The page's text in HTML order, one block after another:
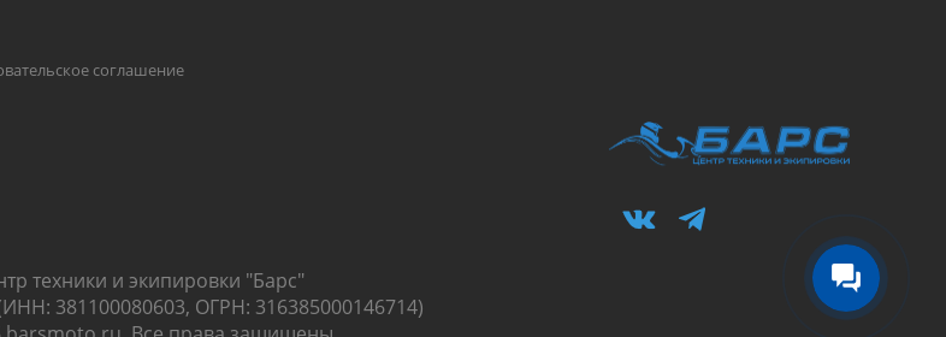
соглашение
техники и экипировки "Барс"
381100080603, ОГРН: 316385000146714)